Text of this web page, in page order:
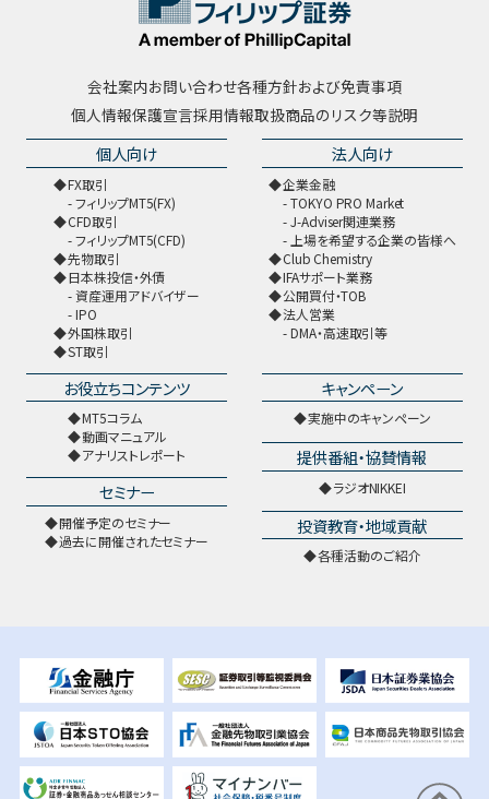
会社案内お問い合わせ各種方針および免責事項
個人情報保護宣言採用情報取扱商品のリスク等説明
個人向け
FX取引
フィリップMT5(FX)
CFD取引
フィリップMT5(CFD)
先物取引
日本株投信・外債
資産運用アドバイザー
IPO
外国株取引
ST取引
法人向け
企業金融
TOKYO PRO Market
J-Adviser関連業務
上場を希望する企業の皆様へ
Club Chemistry
IFAサポート業務
公開買付・TOB
法人営業
DMA・高速取引等
お役立ちコンテンツ
MT5コラム
動画マニュアル
アナリストレポート
セミナー
開催予定のセミナー
過去に開催されたセミナー
キャンペーン
実施中のキャンペーン
提供番組・協賛情報
ラジオNIKKEI
投資教育・地域貢献
各種活動のご紹介